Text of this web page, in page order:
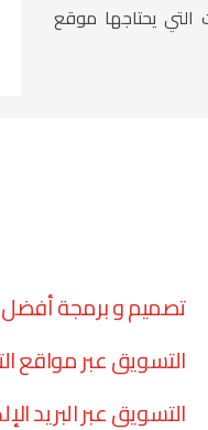
التي يحتاجها موقع
تصميم و برمجة أفضل
التسويق عبر مواقع
التسويق عبر البريد